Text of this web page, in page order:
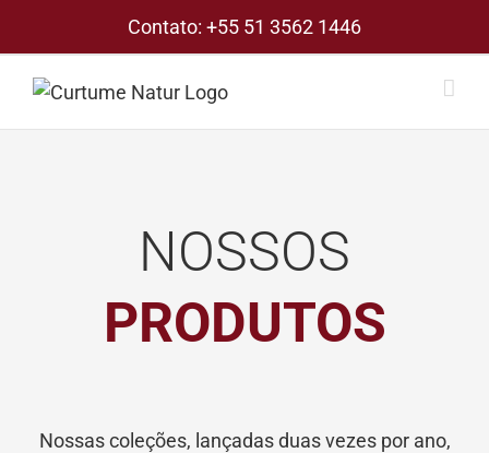
content
Contato: +55 51 3562 1446
NOSSOS
PRODUTOS
Nossas coleções, lançadas duas vezes por ano,